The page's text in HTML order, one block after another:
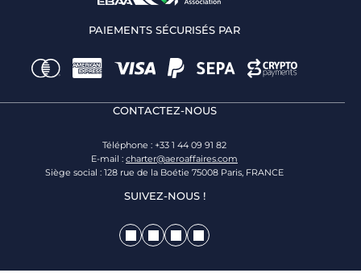
PAIEMENTS SÉCURISÉS PAR
CONTACTEZ-NOUS
Téléphone : +33 1 44 09 91 82
E-mail : charter@aeroaffaires.com
Siège social : 128 rue de la Boétie 75008 Paris, FRANCE
SUIVEZ-NOUS !